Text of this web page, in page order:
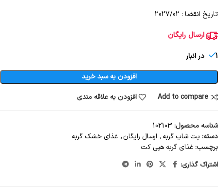
تاریخ انقضا : 2027/02
ارسال رایگان
1 در انبار
افزودن به سبد خرید
Add to compare
افزودن به علاقه مندی
شناسه محصول: 102103
دسته: پت شاپ گربه, ارسال رایگان, غذای خشک گربه
برچسب:غذای گربه هپی کت
اشتراک گذاری: